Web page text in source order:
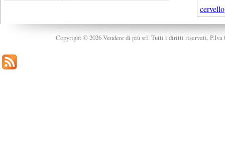
cervello
Copyright © 2026 Vendere di più srl. Tutti i diritti riservati. P.Iva